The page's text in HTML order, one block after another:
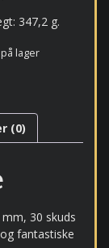
347,2 g.
lager
(0)
30 skuds
fantastiske